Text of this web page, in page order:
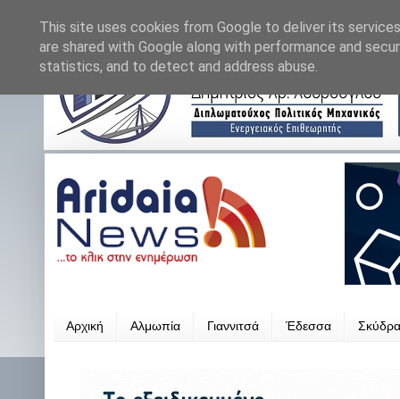
Αρχική Αλμωπία Γιαννιτσά Έδεσσα Σκύδρα
This site uses cookies from Google to deliver its
are shared with Google along with performance and
statistics, and to detect and address abuse.